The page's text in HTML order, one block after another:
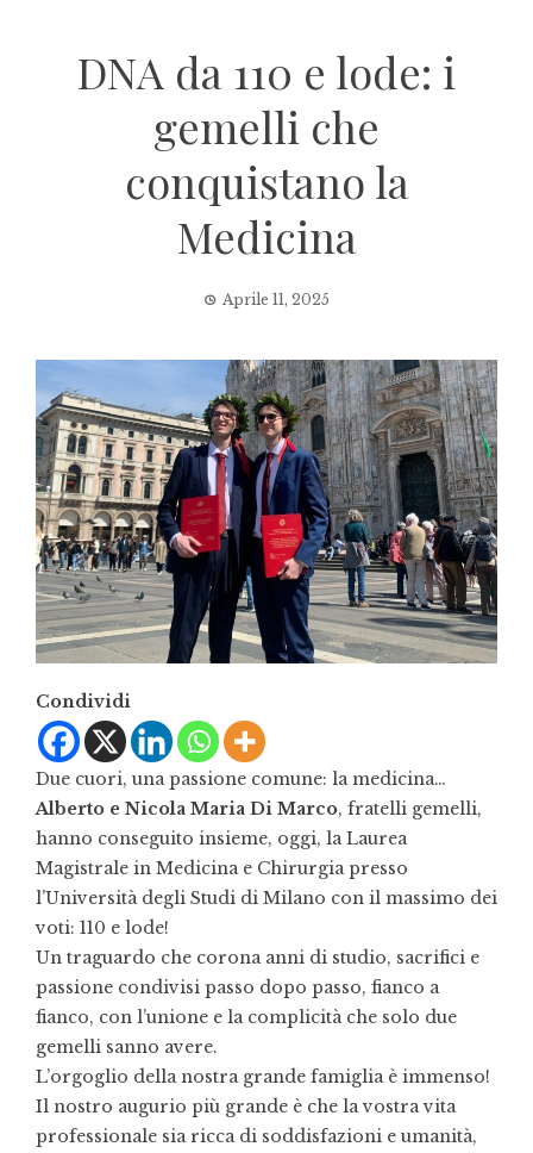
DNA da 110 e lode: i
gemelli che
conquistano la
Medicina
Aprile 11, 2025
Condividi
Due cuori, una passione comune: la medicina…
Alberto e Nicola Maria Di Marco, fratelli gemelli,
hanno conseguito insieme, oggi, la Laurea
Magistrale in Medicina e Chirurgia presso
l’Università degli Studi di Milano con il massimo dei
voti: 110 e lode!
Un traguardo che corona anni di studio, sacrifici e
passione condivisi passo dopo passo, fianco a
fianco, con l’unione e la complicità che solo due
gemelli sanno avere.
L’orgoglio della nostra grande famiglia è immenso!
Il nostro augurio più grande è che la vostra vita
professionale sia ricca di soddisfazioni e umanità,